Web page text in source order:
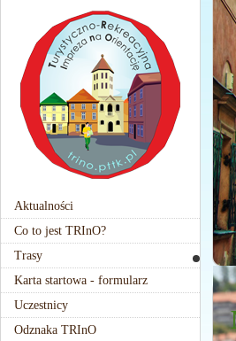
Aktualności
Co to jest TRInO?
Trasy
Karta startowa - formularz
Uczestnicy
Odznaka TRInO